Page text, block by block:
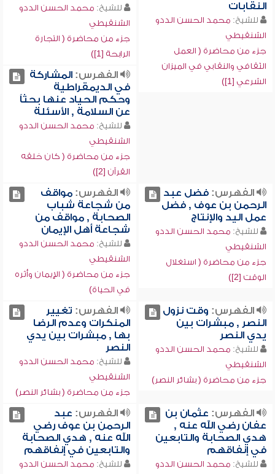
النقابات
للشيخ: محمد الحسن الددو
الشنقيطي
جزء من محاضرة ( العمل
الثقافي والنقابي في الميزان
الشرعي [1])
للشيخ: محمد الحسن الددو
الشنقيطي
جزء من محاضرة ( التجارة
الرابحة [1])
الفهرس:المشاركة
في الديمقراطية
وحكم الحياد عنها بحثاً
عن السلامة , الأسئلة
للشيخ: محمد الحسن الددو
الشنقيطي
جزء من محاضرة ( كان خلقه
القرآن [2])
الفهرس:فضل عبد
الرحمن بن عوف , فضل
عمل اليد والإنتاج
للشيخ: محمد الحسن الددو
الشنقيطي
جزء من محاضرة ( استغلال
الوقت [2])
الفهرس:مواقف
من شجاعة شباب
الصحابة , مواقف من
شجاعة أهل الإيمان
للشيخ: محمد الحسن الددو
الشنقيطي
جزء من محاضرة ( الإيمان وأثره
في الحياة)
الفهرس: وقت نزول
النصر , مبشرات بين
يدي النصر
للشيخ: محمد الحسن الددو
الشنقيطي
جزء من محاضرة ( بشائر النصر)
الفهرس: تغيير
المنكرات وعدم الرضا
بها , مبشرات بين يدي
النصر
للشيخ: محمد الحسن الددو
الشنقيطي
جزء من محاضرة ( بشائر النصر)
الفهرس: عثمان بن
عفان رضي الله عنه ,
هدي الصحابة والتابعين
في إنفاقهم
للشيخ: محمد الحسن الددو
الفهرس: عبد
الرحمن بن عوف رضي
الله عنه , هدي الصحابة
والتابعين في إنفاقهم
للشيخ: محمد الحسن الددو